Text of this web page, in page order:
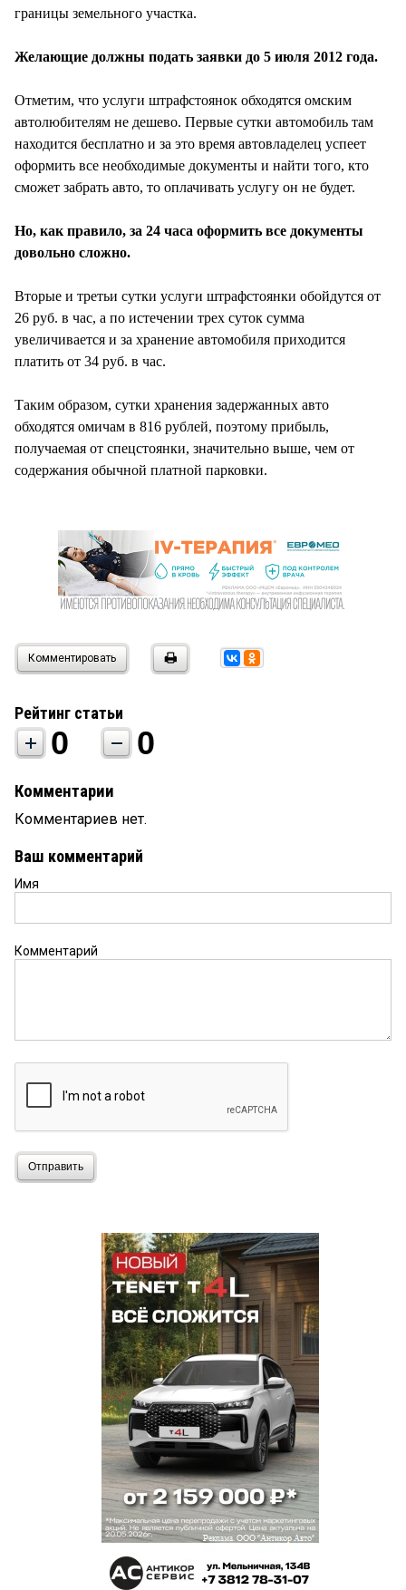
границы земельного участка.
Желающие должны подать заявки до 5 июля 2012 года.
Отметим, что услуги штрафстоянок обходятся омским
автолюбителям не дешево. Первые сутки автомобиль там
находится бесплатно и за это время автовладелец успеет
оформить все необходимые документы и найти того, кто
сможет забрать авто, то оплачивать услугу он не будет.
Но, как правило, за 24 часа оформить все документы
довольно сложно.
Вторые и третьи сутки услуги штрафстоянки обойдутся от
26 руб. в час, а по истечении трех суток сумма
увеличивается и за хранение автомобиля приходится
платить от 34 руб. в час.
Таким образом, сутки хранения задержанных авто
обходятся омичам в 816 рублей, поэтому прибыль,
получаемая от спецстоянки, значительно выше, чем от
содержания обычной платной парковки.
Комментировать
Рейтинг статьи
0 0
Комментарии
Комментариев нет.
Ваш комментарий
Имя
Комментарий
Отправить